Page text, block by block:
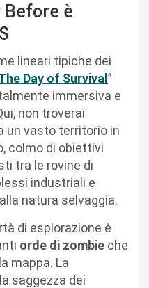
Before è
lineari tipiche dei
Day of Survival”
immersiva e
non troverai
un vasto territorio in
colmo di obiettivi
tra le rovine di
industriali e
natura selvaggia.
di esplorazione è
orde di zombie che
mappa. La
saggezza dei